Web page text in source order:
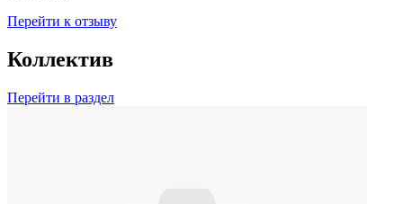
Перейти к отзыву
Коллектив
Перейти в раздел